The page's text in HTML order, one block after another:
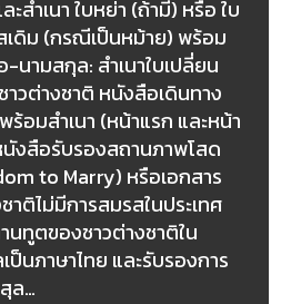
ะสำเนา ใบหย่า (ถ้ามี) หรือ ใบ
ดิม (กรณีเป็นหม้าย) พร้อม
นามสกุล: สำเนาใบเปลี่ยน
วต่างชาติ หนังสือเดินทาง
อมสำเนา (หน้าแรก และหน้า
นังสือรับรองสถานภาพโสด
to Marry) หรือเอกสาร
าติไม่มีการสมรสในประเทศ
ทูตของชาวต่างชาติใน
ป็นภาษาไทย และรับรองการ
ล…